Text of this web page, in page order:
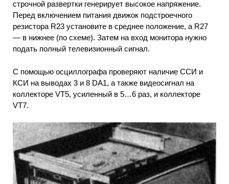
строчной развертки генерирует высокое напряжение.
Перед включением питания движок подстроечного
резистора R23 установите в среднее положение, a R27
— в нижнее (по схеме). Затем на вход монитора нужно
подать полный телевизионный сигнал.
С помощью осциллографа проверяют наличие ССИ и
КСИ на выводах 3 и 8 DA1, а также видеосигнал на
коллекторе VT5, усиленный в 5…6 раз, и коллекторе
VT7.